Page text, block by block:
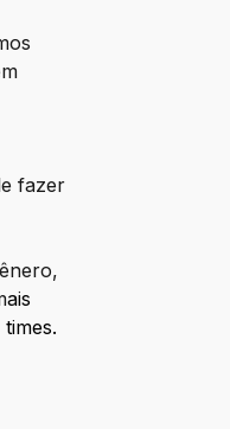
fazer
ais